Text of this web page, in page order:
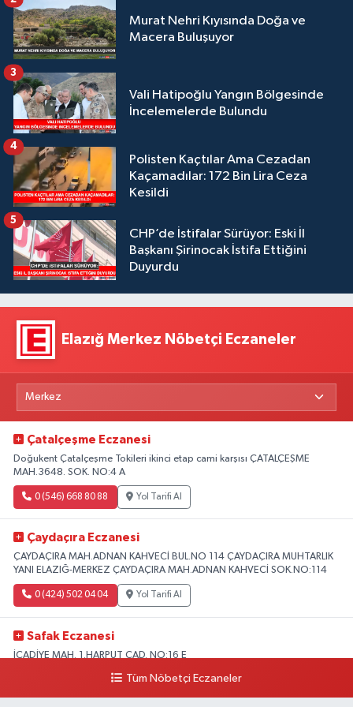
Murat Nehri Kıyısında Doğa ve
Macera Buluşuyor
Vali Hatipoğlu Yangın Bölgesinde
İncelemelerde Bulundu
3
Polisten Kaçtılar Ama Cezadan
Kaçamadılar: 172 Bin Lira Ceza
Kesildi
4
CHP’de İstifalar Sürüyor: Eski İl
Başkanı Şirinocak İstifa Ettiğini
Duyurdu
5
Elazığ Merkez Nöbetçi Eczaneler
Çatalçeşme Eczanesi
Doğukent Çatalçeşme Tokileri ikinci etap cami karşısı ÇATALÇEŞME
MAH.3648. SOK. NO:4 A
0 (546) 668 80 88 Yol Tarifi Al
Çaydaçıra Eczanesi
ÇAYDAÇIRA MAH.ADNAN KAHVECİ BUL.NO 114 ÇAYDAÇIRA MUHTARLIK
YANI ELAZIĞ-MERKEZ ÇAYDAÇIRA MAH.ADNAN KAHVECİ SOK.NO:114
0 (424) 502 04 04 Yol Tarifi Al
Safak Eczanesi
İCADİYE MAH. 1.HARPUT CAD. NO:16 E
Yol Tarifi Al
Tüm Nöbetçi Eczaneler